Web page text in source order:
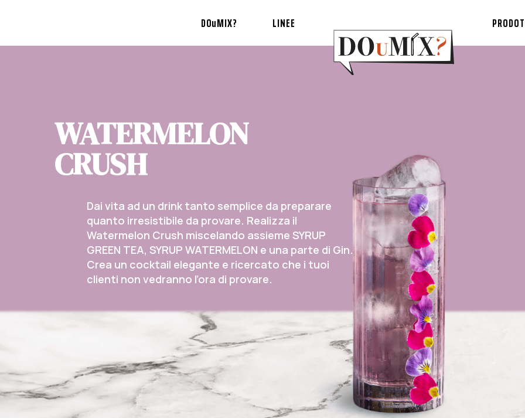
DOuMIX? LINEE
WATERMELON
CRUSH
Dai vita ad un drink tanto semplice da preparare
quanto irresistibile da provare. Realizza il
Watermelon Crush miscelando assieme SYRUP
GREEN TEA, SYRUP WATERMELON e una parte di Gin.
Crea un cocktail elegante e ricercato che i tuoi
clienti non vedranno l’ora di provare.